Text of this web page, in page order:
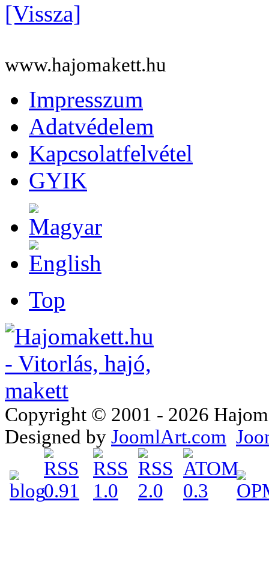
[Vissza]
www.hajomakett.hu
Impresszum
Adatvédelem
Kapcsolatfelvétel
GYIK
Top
Copyright © 2001 - 2026
Designed by JoomlArt.com